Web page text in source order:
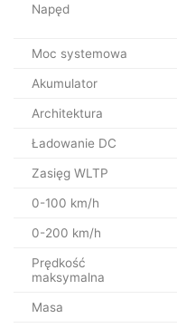
Napęd
Moc systemowa
Akumulator
Architektura
Ładowanie DC
Zasięg WLTP
0-100 km/h
0-200 km/h
Prędkość
maksymalna
Masa